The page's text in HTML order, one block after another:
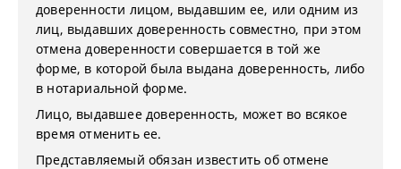
доверенности лицом, выдавшим ее, или одним из
лиц, выдавших доверенность совместно, при этом
отмена доверенности совершается в той же
форме, в которой была выдана доверенность, либо
в нотариальной форме.
Лицо, выдавшее доверенность, может во всякое
время отменить ее.
Представляемый обязан известить об отмене